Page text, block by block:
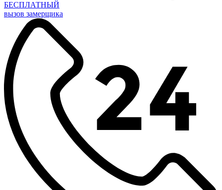
БЕСПЛАТНЫЙ
вызов замерщика